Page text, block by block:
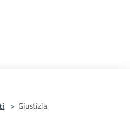
> Giustizia